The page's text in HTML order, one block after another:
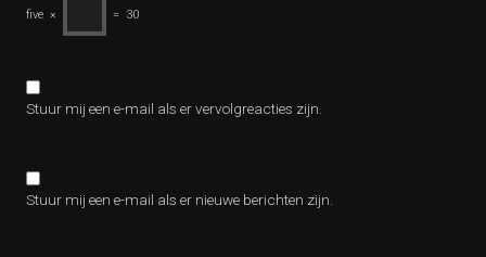
five × = 30
Stuur mij een e-mail als er vervolgreacties zijn.
Stuur mij een e-mail als er nieuwe berichten zijn.